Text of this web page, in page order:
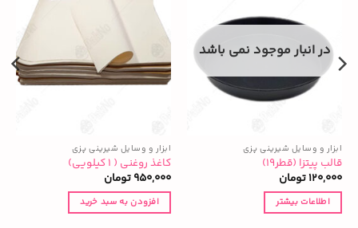
در انبار موجود نمی باشد
ابزار و وسایل شیرینی پزی
قالب پیتزا (قطر۱۹)
120,000تومان
اطلاعات بیشتر
ابزار و وسایل شیرینی پزی
کاغذ روغنی ( ۱ کیلویی)
950,000تومان
افزودن به سبد خرید